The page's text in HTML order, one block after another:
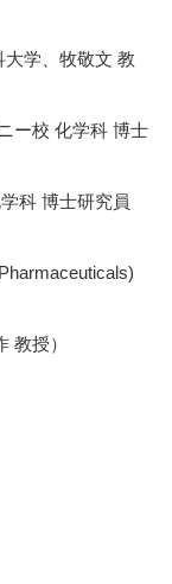
学、牧敬文 教
ー校 化学科 博士
科 博士研究員
授）